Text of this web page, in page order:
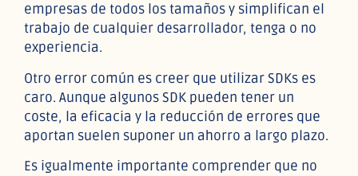
empresas de todos los tamaños y simplifican el
trabajo de cualquier desarrollador, tenga o no
experiencia.
Otro error común es creer que utilizar SDKs es
caro. Aunque algunos SDK pueden tener un
coste, la eficacia y la reducción de errores que
aportan suelen suponer un ahorro a largo plazo.
Es igualmente importante comprender que no